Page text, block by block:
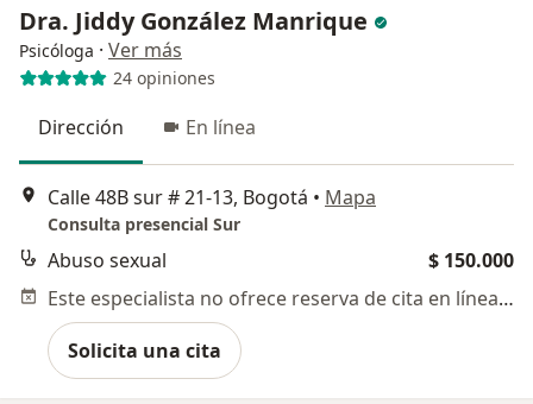
Dra. Jiddy González Manrique
Psicóloga · Ver más
24 opiniones
Dirección En línea
Calle 48B sur # 21-13, Bogotá • Mapa
Consulta presencial Sur
Abuso sexual
$ 150.000
Este especialista no ofrece reserva de cita en línea en esta dirección.
Solicita una cita